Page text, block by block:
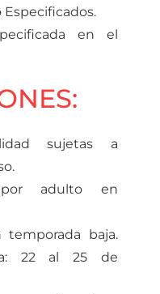
Especificados.
en el
sujetas a
adulto en
temporada baja.
22 al 25 de